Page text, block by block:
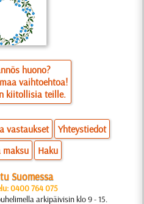
huono?
vaihtoehtoa!
kiitollisia teille.
vastaukset
Yhteystiedot
Haku
Suomessa
0400 764 075
arkipäivisin klo 9 - 15.